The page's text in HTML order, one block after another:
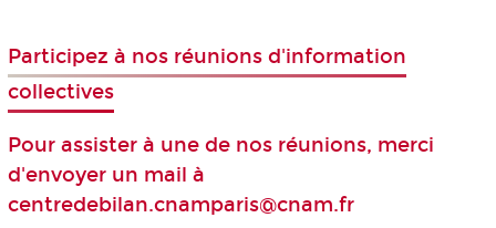
Participez à nos réunions d'information
collectives
Pour assister à une de nos réunions, merci
d'envoyer un mail à
centredebilan.cnamparis@cnam.fr